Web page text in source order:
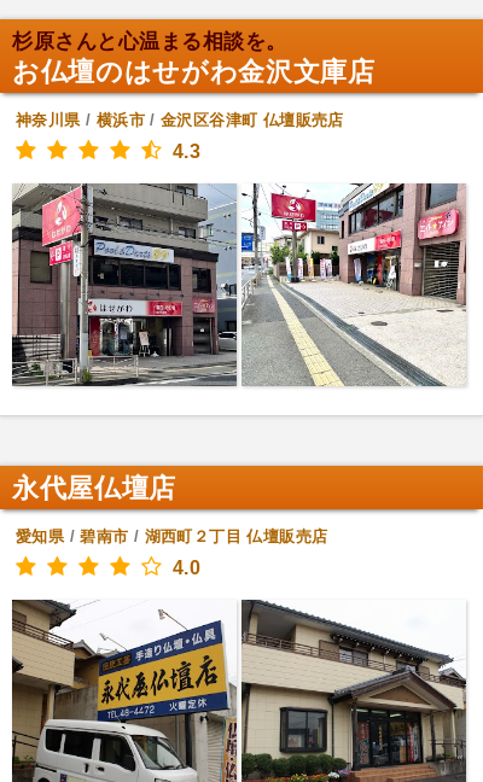
杉原さんと心温まる相談を。
お仏壇のはせがわ金沢文庫店
神奈川県/ 横浜市/金沢区谷津町 仏壇販売店
4.3
永代屋仏壇店
愛知県/碧南市 / 湖西町２丁目 仏壇販売店
4.0